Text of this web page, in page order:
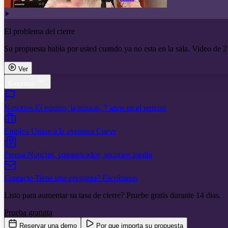
El problema del cierre
Su propuesta habla por usted cuando ya no esta en la sala. Video de
Ver
Nosotros El equipo, la mision, 7 anos en el terreno
Empleo Unase a la aventura Cuevr
Prensa Noticias, comunicados, recursos media
Contacto Tiene una pregunta? Escribanos
Listo para aumentar su tasa de cierre? Pruebe gratis durante 14 dias.
Prueba gratuita
Reservar una demo Por que importa su propuesta